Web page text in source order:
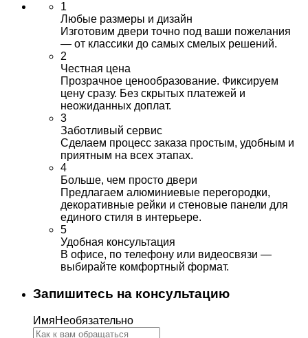
1
Любые размеры и дизайн
Изготовим двери точно под ваши пожелания
— от классики до самых смелых решений.
2
Честная цена
Прозрачное ценообразование. Фиксируем
цену сразу. Без скрытых платежей и
неожиданных доплат.
3
Заботливый сервис
Сделаем процесс заказа простым, удобным и
приятным на всех этапах.
4
Больше, чем просто двери
Предлагаем алюминиевые перегородки,
декоративные рейки и стеновые панели для
единого стиля в интерьере.
5
Удобная консультация
В офисе, по телефону или видеосвязи —
выбирайте комфортный формат.
Запишитесь на консультацию
ИмяНеобязательно